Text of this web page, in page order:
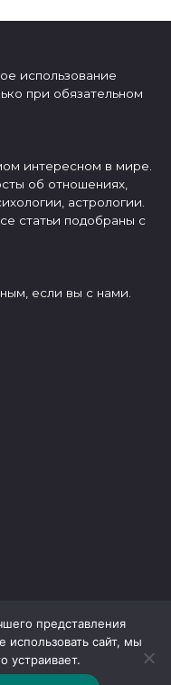
использование
при обязательном
интересном в мире.
об отношениях,
астрологии.
статьи подобраны с
если вы с нами.
представления
сайт, мы
устраивает.